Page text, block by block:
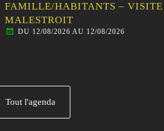
– VISITE GUIDÉE DE
08/2026
Tout l'agenda